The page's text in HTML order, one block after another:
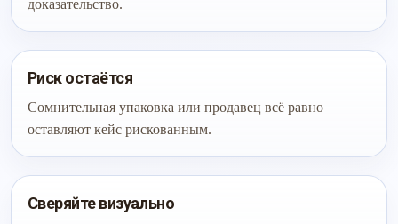
доказательство.
Риск остаётся
Сомнительная упаковка или продавец всё равно
оставляют кейс рискованным.
Сверяйте визуально